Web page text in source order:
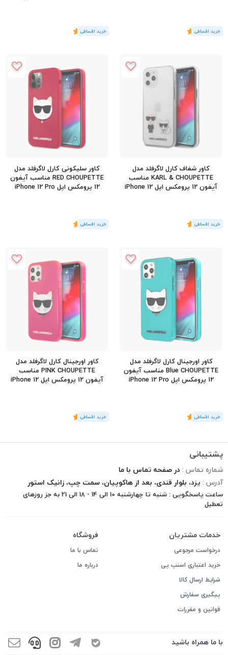
(1رای)
5
(1رای)
5
کاور شفاف کارل لاگرفلد مدل
KARL & CHOUPETTE مناسب
آیفون 12 پرومکس اپل iPhone 12
(1رای)
5
کاور سلیکونی کارل لاگرفلد مدل
RED CHOUPETTE مناسب آیفون
12 پرومکس اپل iPhone 12 Pro
(1رای)
5
کاور اورجینال کارل لاگرفلد مدل
Blue CHOUPETTE مناسب آیفون
12 پرومکس اپل iPhone 12 Pro
(1رای)
5
کاور اورجینال کارل لاگرفلد مدل
PINK CHOUPETTE مناسب
آیفون 12 پرومکس اپل iPhone 12
(1رای)
5
پشتیبانی
شماره تماس : در صفحه تماس با ما
آدرس : یزد، بلوار قندی، بعد از هاکوپیان، سمت چپ، زانیک استور
ساعت پاسخگویی : شنبه تا چهارشنبه 10 الی 14 - 18 الی 21 به جز روزهای
تعطیل
خدمات مشتریان
درخواست مرجوعی
خرید اعتباری اسنپ پی
شرایط ارسال کالا
پیگیری سفارش
قوانین و مقررات
فروشگاه
تماس با ما
درباره ما
با ما همراه باشید